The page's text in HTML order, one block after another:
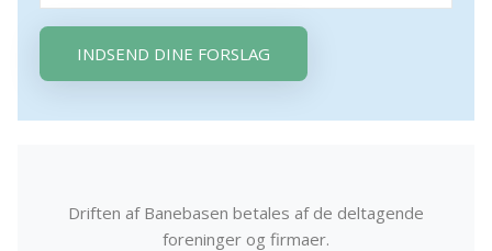
INDSEND DINE FORSLAG
Driften af Banebasen betales af de deltagende
foreninger og firmaer.